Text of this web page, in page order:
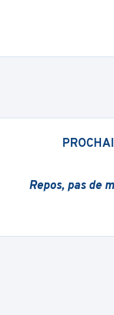
Repos, pas de